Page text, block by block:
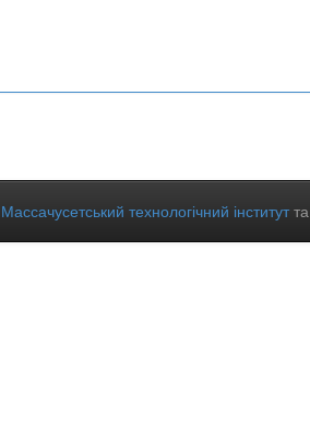
Массачусетський технологічний інститутта